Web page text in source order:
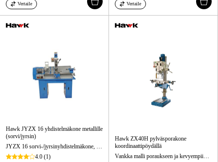
Vertaile Vertaile
Hawk JYZX 16 yhdistelmäkone metallille
(sorvi/jyrsin)
JYZX 16 sorvi-/jyrsinyhdistelmäkone, 230 V, kärkiväli 700 mm
4.0 (1)
Hawk ZX40H pylväsporakone
koordinaattipöydällä
Vankka malli poraukseen ja kevyempiin jyrsintätöihin. Hihnaveto ja kaksitoista nopeutta. Hiottu jalusta T-urilla